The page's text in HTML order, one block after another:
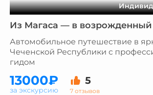
Из Магаса — в
Автомобильное путешествие в
Чеченской Республики с
гидом
13000₽ 5
7 отзывов
за экскурсию